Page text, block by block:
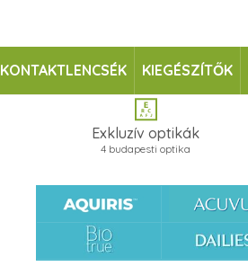
KONTAKTLENCSÉK KIEGÉSZÍTŐK
Exkluzív optikák
4 budapesti optika